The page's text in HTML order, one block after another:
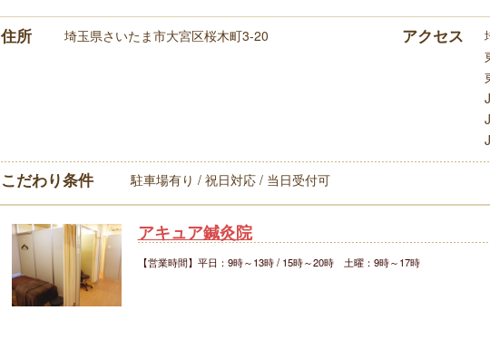
住所 埼玉県さいたま市大宮区桜木町3-20 アクセス
こだわり条件 駐車場有り / 祝日対応 / 当日受付可
アキュア鍼灸院
【営業時間】平日：9時～13時 / 15時～20時 土曜：9時～17時